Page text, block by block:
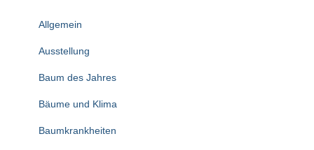
Allgemein
Ausstellung
Baum des Jahres
Bäume und Klima
Baumkrankheiten